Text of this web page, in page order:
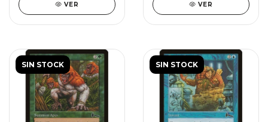
VER VER
SIN STOCK SIN STOCK